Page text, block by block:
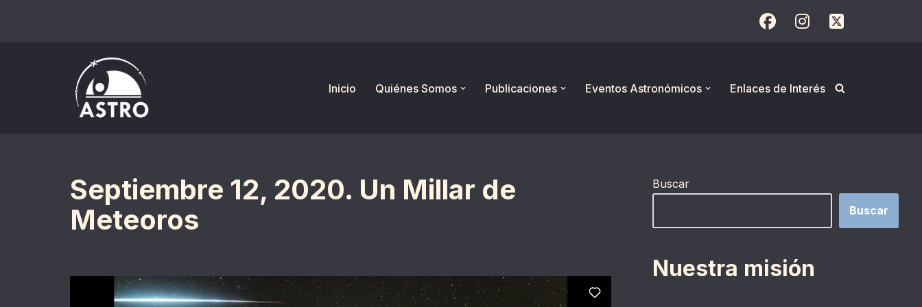
Inicio
Quiénes Somos Publicaciones Eventos Astronómicos Enlaces de Interés
Septiembre 12, 2020. Un Millar de
Meteoros
Buscar
Buscar
Nuestra misión